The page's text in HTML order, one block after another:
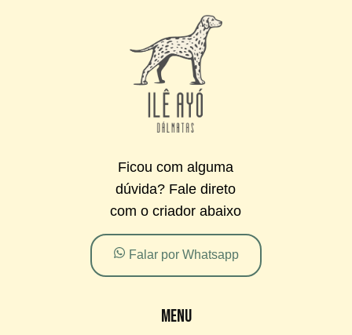
Ficou com alguma
dúvida? Fale direto
com o criador abaixo
Falar por Whatsapp
Menu